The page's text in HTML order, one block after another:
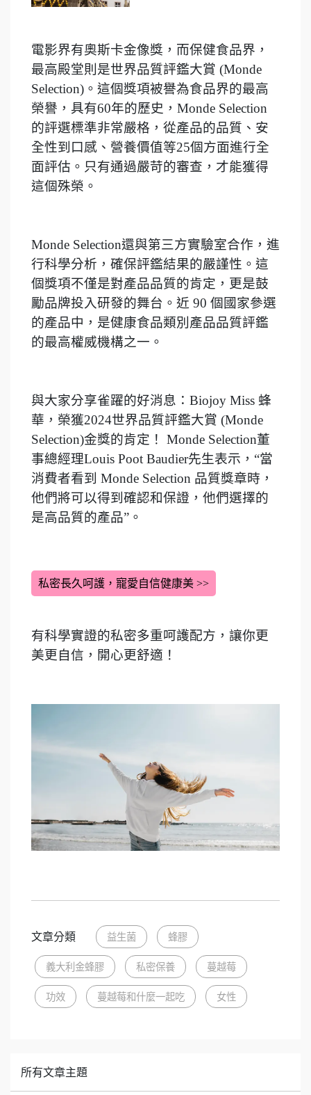
電影界有奧斯卡金像獎，而保健食品界，
最高殿堂則是世界品質評鑑大賞 (Monde
Selection)。這個獎項被譽為食品界的最高
榮譽，具有60年的歷史，Monde Selection
的評選標準非常嚴格，從產品的品質、安
全性到口感、營養價值等25個方面進行全
面評估。只有通過嚴苛的審查，才能獲得
這個殊榮。
Monde Selection還與第三方實驗室合作，進
行科學分析，確保評鑑結果的嚴謹性。這
個獎項不僅是對產品品質的肯定，更是鼓
勵品牌投入研發的舞台。近 90 個國家參選
的產品中，是健康食品類別產品品質評鑑
的最高權威機構之一。
與大家分享雀躍的好消息：Biojoy Miss 蜂
華，榮獲2024世界品質評鑑大賞 (Monde
Selection)金獎的肯定！ Monde Selection董
事總經理Louis Poot Baudier先生表示，“當
消費者看到 Monde Selection 品質獎章時，
他們將可以得到確認和保證，他們選擇的
是高品質的產品”。
私密長久呵護，寵愛自信健康美 >>
有科學實證的私密多重呵護配方，讓你更
美更自信，開心更舒適！
文章分類 益生菌 蜂膠
義大利金蜂膠 私密保養 蔓越莓
功效 蔓越莓和什麼一起吃 女性
所有文章主題